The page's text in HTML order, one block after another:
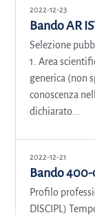
2022-12-23
Bando AR
Selezione
1. Area
generica (non
conoscenza
dichiarato...
2022-12-21
Bando 400-
Profilo
DISCIPL)